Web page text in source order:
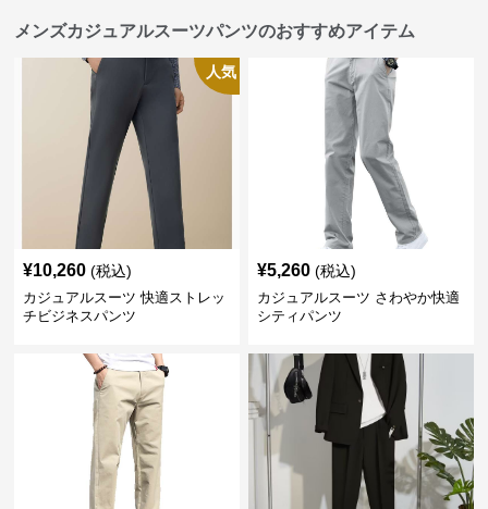
メンズカジュアルスーツパンツのおすすめアイテム
人気
¥10,260 (税込)
カジュアルスーツ 快適ストレッ
チビジネスパンツ
¥5,260 (税込)
カジュアルスーツ さわやか快適
シティパンツ